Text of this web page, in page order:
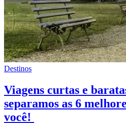
Destinos
Viagens curtas e
separamos as 6
você!